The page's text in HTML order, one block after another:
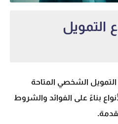
التمويل
الشخصي المتاحة
بناءً على الفوائد والشروط